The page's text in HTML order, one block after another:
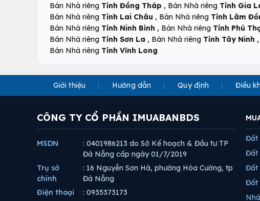
Bán Nhà riêng Tỉnh Đồng Tháp , Bán Nhà riêng Tỉnh Gia
Bán Nhà riêng Tỉnh Lai Châu , Bán Nhà riêng Tỉnh Lâm
Bán Nhà riêng Tỉnh Ninh Bình , Bán Nhà riêng Tỉnh Phú
Bán Nhà riêng Tỉnh Sơn La , Bán Nhà riêng Tỉnh Tây Ninh ,
Bán Nhà riêng Tỉnh Vĩnh Long
Giới thiệu Hướng dẫn Quy định Điều
CÔNG TY CỔ PHẦN IMUABANBDS
MSDN
: 0401986213 do Sở Kế hoạch & Đầu tư TP
Đà Nẵng cấp ngày 01/7/2019
Trụ sở
chính
: 16 Nguyễn Sơn Hà, phường Hòa Cường, tp
Đà Nẵng
Điện thoại
: 0935373173
Đất
Đất
Đất
Đất